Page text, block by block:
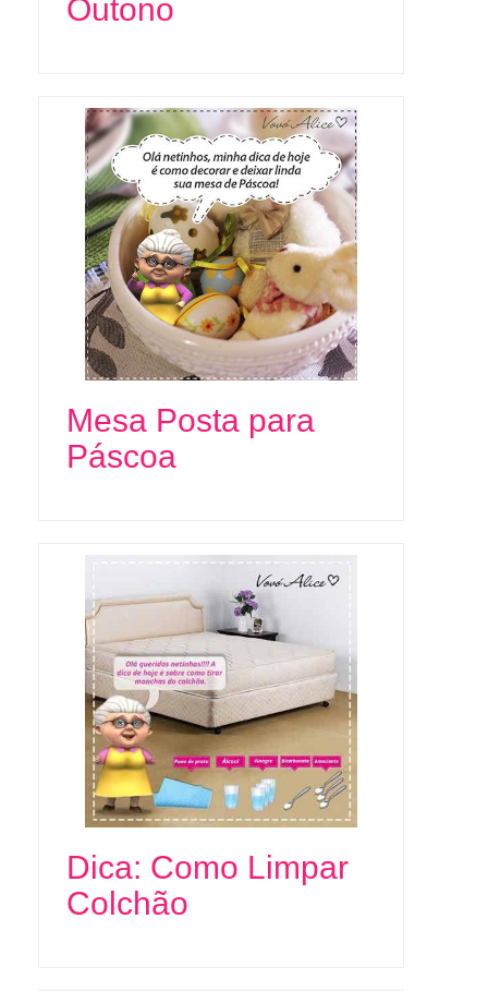
Outono
Mesa Posta para
Páscoa
Dica: Como Limpar
Colchão